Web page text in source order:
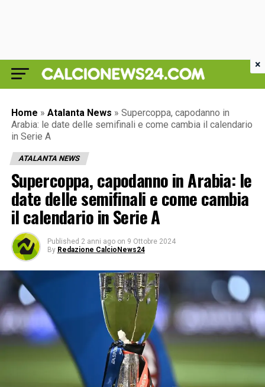
Home » Atalanta News » Supercoppa, capodanno in
Arabia: le date delle semifinali e come cambia il calendario
in Serie A
ATALANTA NEWS
Supercoppa, capodanno in Arabia: le
date delle semifinali e come cambia
il calendario in Serie A
Published 2 anni ago on 9 Ottobre 2024
By Redazione CalcioNews24
×